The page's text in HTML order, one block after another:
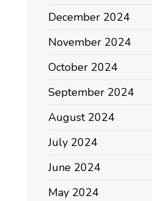
December 2024
November 2024
October 2024
September 2024
August 2024
July 2024
June 2024
May 2024